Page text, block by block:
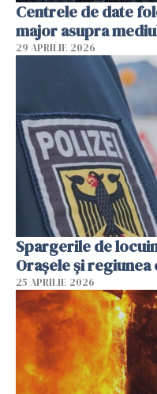
Centrele de date
major asupra
29 APRILIE 2026
Spargerile de
Orașele și
25 APRILIE 2026